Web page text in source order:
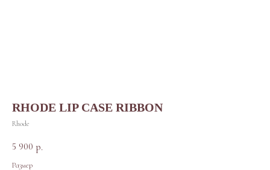
RHODE LIP CASE RIBBON
Rhode
5 900 р.
Размер